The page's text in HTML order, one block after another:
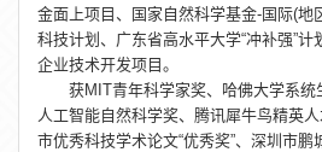
金面上项目、国家自然科学基金-国际(地
科技计划、广东省高水平大学“冲补强”
企业技术开发项目。
获MIT青年科学家奖、哈佛大学系统
人工智能自然科学奖、腾讯犀牛鸟精英
市优秀科技学术论文“优秀奖”、深圳市鹏